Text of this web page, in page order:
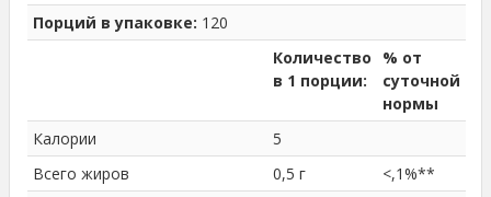
Порций в упаковке: 120
Количество
в 1 порции:
% от
суточной
нормы
Калории
5
Всего жиров
0,5 г <,1%**